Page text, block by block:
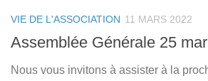
VIE DE L'ASSOCIATION 11 MARS 2022
Assemblée Générale 25
Nous vous invitons à assister à la